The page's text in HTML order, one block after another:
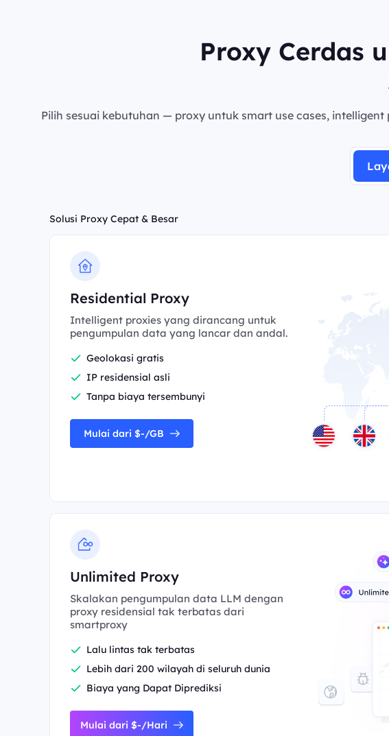
Proxy Cerdas
Pilih sesuai kebutuhan — proxy untuk smart use cases,
Solusi Proxy Cepat & Besar
Residential Proxy
Intelligent proxies yang dirancang untuk
pengumpulan data yang lancar dan andal.
Geolokasi gratis
IP residensial asli
Tanpa biaya tersembunyi
Mulai dari $-/GB
Unlimited Proxy
Skalakan pengumpulan data LLM dengan
proxy residensial tak terbatas dari
smartproxy
Lalu lintas tak terbatas
Lebih dari 200 wilayah di seluruh dunia
Biaya yang Dapat Diprediksi
Mulai dari $-/Hari